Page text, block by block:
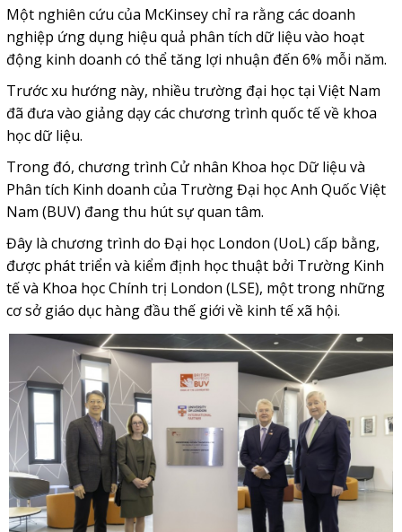
Một nghiên cứu của McKinsey chỉ ra rằng các doanh
nghiệp ứng dụng hiệu quả phân tích dữ liệu vào hoạt
động kinh doanh có thể tăng lợi nhuận đến 6% mỗi năm.
Trước xu hướng này, nhiều trường đại học tại Việt Nam
đã đưa vào giảng dạy các chương trình quốc tế về khoa
học dữ liệu.
Trong đó, chương trình Cử nhân Khoa học Dữ liệu và
Phân tích Kinh doanh của Trường Đại học Anh Quốc Việt
Nam (BUV) đang thu hút sự quan tâm.
Đây là chương trình do Đại học London (UoL) cấp bằng,
được phát triển và kiểm định học thuật bởi Trường Kinh
tế và Khoa học Chính trị London (LSE), một trong những
cơ sở giáo dục hàng đầu thế giới về kinh tế xã hội.